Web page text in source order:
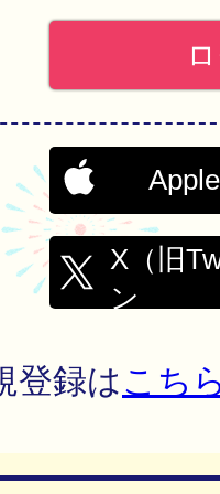
X（旧
ン
登録はこちら